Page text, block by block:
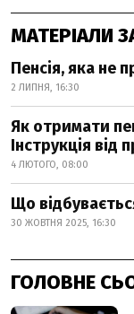
МАТЕРІАЛИ
Пенсія, яка не
2 ЛИПНЯ, 16:30
Як отримати
Інструкція від
4 ЛЮТОГО, 08:00
Що
30 ЖОВТНЯ 2025, 16:30
ГОЛОВНЕ